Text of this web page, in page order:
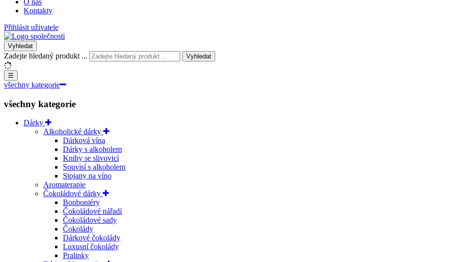
O nás
Kontakty
Přihlásit uživatele
Vyhledat
Zadejte hledaný produkt ... Vyhledat
☰
všechny kategorie
všechny kategorie
Dárky
Alkoholické dárky
Dárková vína
Dárky s alkoholem
Knihy se slivovicí
Souvisí s alkoholem
Stojany na víno
Aromaterapie
Čokoládové dárky
Bonboniéry
Čokoládové nářadí
Čokoládové sady
Čokolády
Dárkové čokolády
Luxusní čokolády
Pralinky